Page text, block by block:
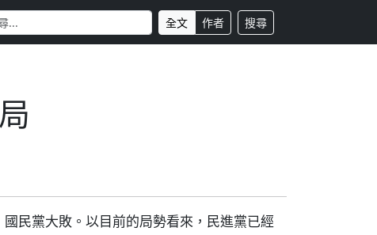
全文 作者 搜尋
民黨大敗。以目前的局勢看來，民進黨已經